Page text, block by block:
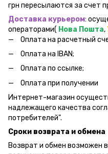
грн пересылаются за счет
Доставка курьером:
операторами( Нова Пошта,
Оплата на расчетный
Оплата на IBAN;
Оплата по ссылке;
Оплата при получении
Интернет-магазин
надлежащего качества
потребителей".
Сроки возврата и обмена
Возврат и обмен возможен